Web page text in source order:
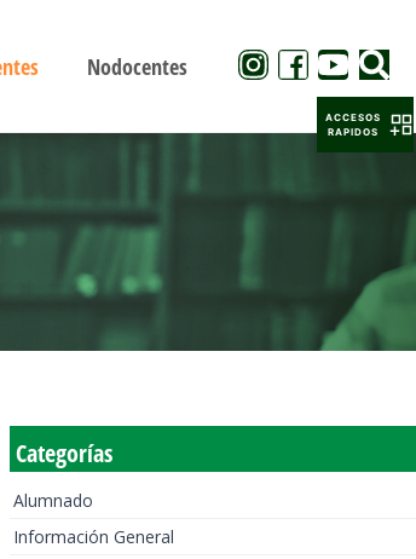
Nodocentes
Categorías
Alumnado
Información General
ACCESOS
RAPIDOS